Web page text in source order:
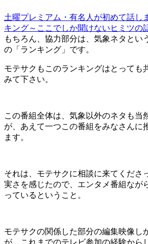
土曜プレミ アム・有名人が初めて話し
キング～ ここでしか聞けないヒミツの
もちろん、協力部分は、気象ネタとい
の「ランキング」です。
モテサクもこのランキングはと っても
みて下さい。
この番組全体は、気象以外のネタも当
が、あえて一つこの番組をみなさんに
ます。
それは、モテサクに相談に来てくださ
実さを感じたので、エンタメ番組なが
っているということ。
モテサクの関係した部分の編集映像し
が、これまでのテレビ参加の経験から